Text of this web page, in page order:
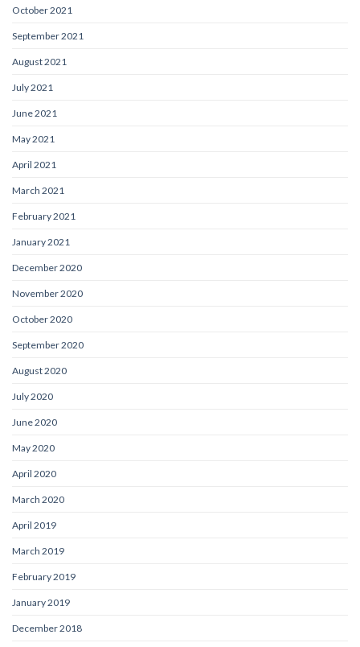
October 2021
September 2021
August 2021
July 2021
June 2021
May 2021
April 2021
March 2021
February 2021
January 2021
December 2020
November 2020
October 2020
September 2020
August 2020
July 2020
June 2020
May 2020
April 2020
March 2020
April 2019
March 2019
February 2019
January 2019
December 2018